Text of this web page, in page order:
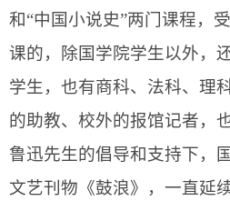
和“中国小说史”两门课程，
课的，除国学院学生以外，
学生，也有商科、法科、理
的助教、校外的报馆记者，
鲁迅先生的倡导和支持下，
文艺刊物《鼓浪》，一直延